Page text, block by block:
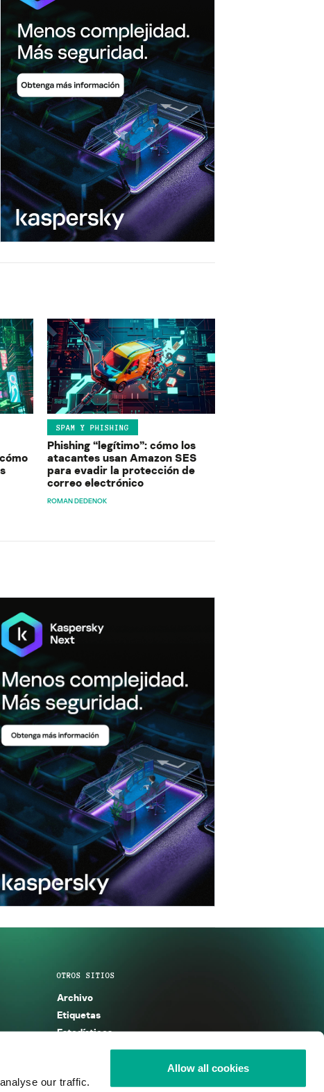
our traffic.
Allow all cookies
SPAM Y PHISHING
Phishing “legítimo”: cómo los
atacantes usan Amazon SES
para evadir la protección de
correo electrónico
ROMAN DEDENOK
OTROS SITIOS
Archivo
Etiquetas
Estadísticas
Enciclopedia
KSB 2025